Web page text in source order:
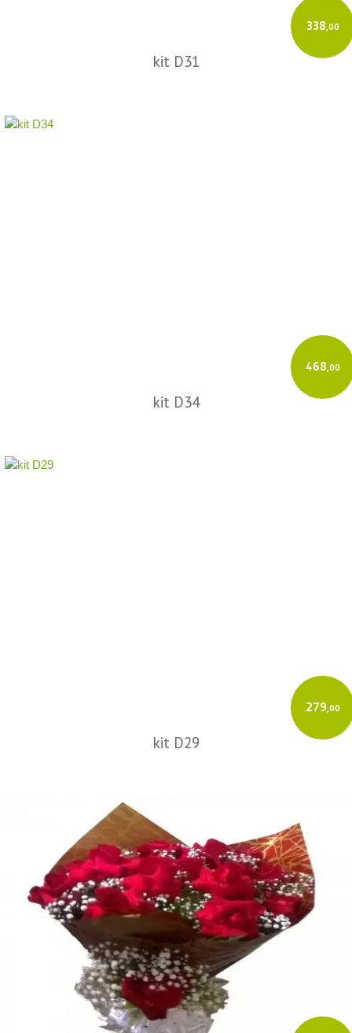
338,00
kit D31
468,00
kit D34
279,00
kit D29